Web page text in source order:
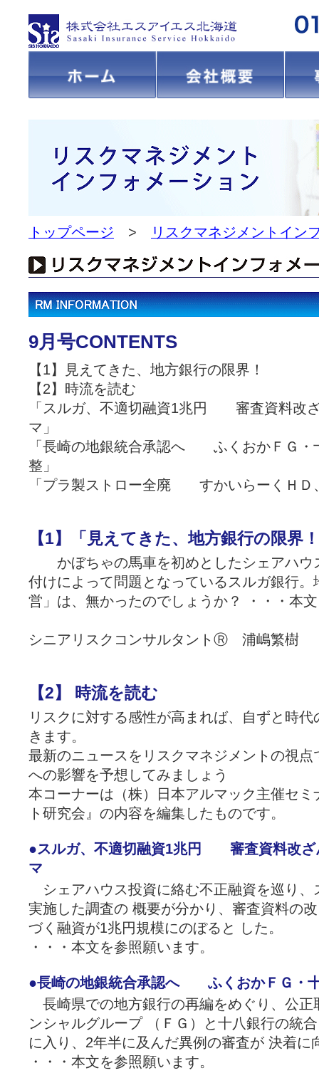
トップページ > リスクマネジメントイン
9月号CONTENTS
【1】見えてきた、地方銀行の限界！
【2】時流を読む
「スルガ、不適切融資1兆円 審査資料
マ」
「長崎の地銀統合承認へ ふくおかＦＧ
整」
「プラ製ストロー全廃 すかいらーくＨＤ
【1】「見えてきた、地方銀行の限界
かぼちゃの馬車を初めとしたシェアハウ
付けによって問題となっているスルガ銀行
営」は、無かったのでしょうか？ ・・・本
シニアリスクコンサルタントⓇ 浦嶋繁樹
【2】 時流を読む
リスクに対する感性が高まれば、自ずと時
きます。
最新のニュースをリスクマネジメントの視
への影響を予想してみましょう
本コーナーは（株）日本アルマック主催セ
ト研究会』の内容を編集したものです。
●スルガ、不適切融資1兆円 審査資料改
マ
シェアハウス投資に絡む不正融資を巡り、
実施した調査の 概要が分かり、審査資料の
づく融資が1兆円規模にのぼると した。
・・・本文を参照願います。
●長崎の地銀統合承認へ ふくおかＦＧ
長崎県での地方銀行の再編をめぐり、公正
ンシャルグループ （ＦＧ）と十八銀行の統
に入り、2年半に及んだ異例の審査が 決着に
・・・本文を参照願います。